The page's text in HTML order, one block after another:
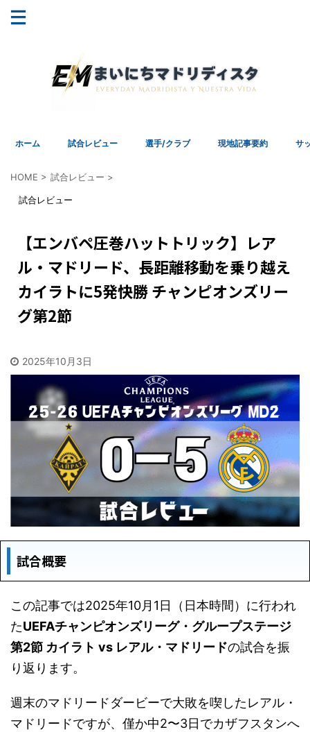
ホーム 試合レビュー 選手/クラブ 現地記事要約 サ
HOME > 試合レビュー >
試合レビュー
【エンバペ圧巻ハットトリック】レア
ル・マドリード、長距離移動を乗り越え
カイラトに5発快勝 チャンピオンズリー
グ第2節
2025年10月3日
試合概要
この記事では2025年10月1日（日本時間）に行われ
たUEFAチャンピオンズリーグ・グループステージ
第2節 カイラト vs レアル・マドリードの試合を振
り返ります。
週末のマドリードダービーで大敗を喫したレアル・
マドリードですが、僅か中2〜3日でカザフスタンへ